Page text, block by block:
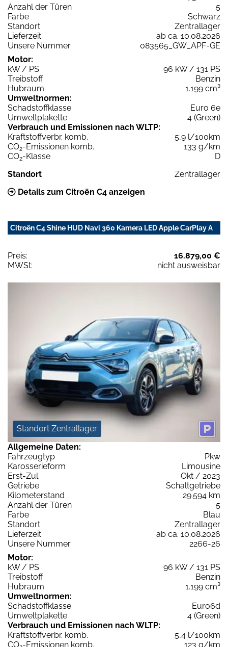
Anzahl der Türen
5
Farbe
Schwarz
Standort
Zentrallager
Lieferzeit
ab ca. 10.08.2026
Unsere Nummer
083565_GW_APF-GE
Motor:
kW / PS
96 kW / 131 PS
Treibstoff
Benzin
Hubraum
1.199 cm³
Umweltnormen:
Schadstoffklasse
Euro 6e
Umweltplakette
4 (Green)
Verbrauch und Emissionen nach WLTP:
Kraftstoffverbr. komb.
5,9 l/100km
CO2-Emissionen komb.
133 g/km
CO2-Klasse
D
Standort
Zentrallager
Details zum Citroën C4 anzeigen
Citroën C4 Shine HUD Navi 360 Kamera LED Apple CarPlay A
Preis:
16.879,00 €
MWSt:
nicht ausweisbar
Standort Zentrallager
Allgemeine Daten:
Fahrzeugtyp
Pkw
Karosserieform
Limousine
Erst-Zul.
Okt / 2023
Getriebe
Schaltgetriebe
Kilometerstand
29.594 km
Anzahl der Türen
5
Farbe
Blau
Standort
Zentrallager
Lieferzeit
ab ca. 10.08.2026
Unsere Nummer
2266-26
Motor:
kW / PS
96 kW / 131 PS
Treibstoff
Benzin
Hubraum
1.199 cm³
Umweltnormen:
Schadstoffklasse
Euro6d
Umweltplakette
4 (Green)
Verbrauch und Emissionen nach WLTP:
Kraftstoffverbr. komb.
5,4 l/100km
CO -Emissionen komb.
123 g/km